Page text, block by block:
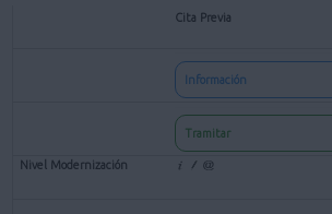
Cita Previa
Información
Tramitar